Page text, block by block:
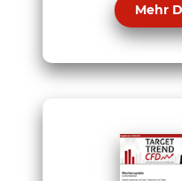
Mehr